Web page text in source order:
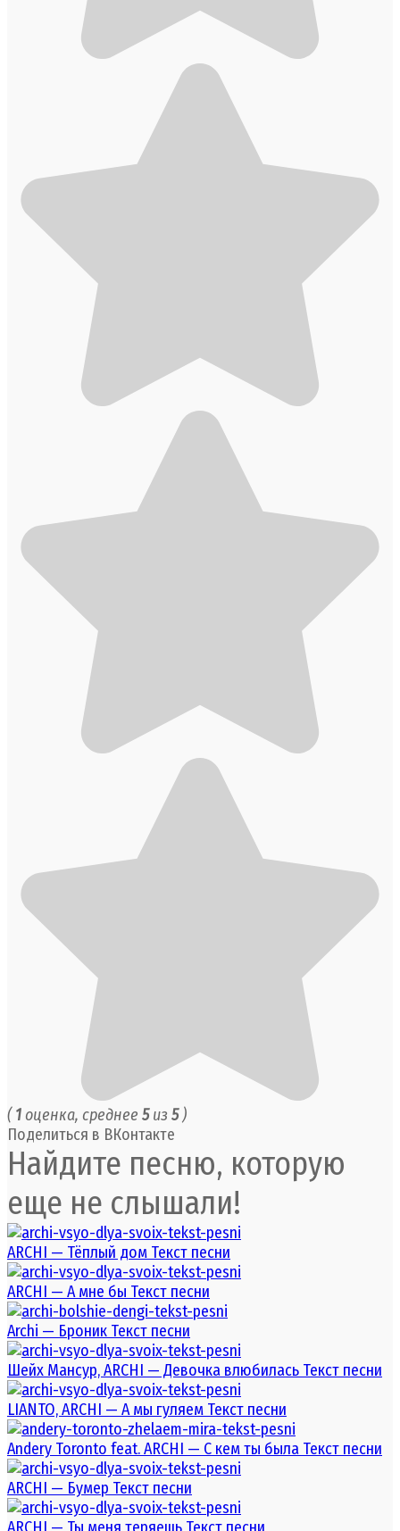
(1 оценка, среднее 5из 5)
Поделиться в ВКонтакте
Найдите песню, которую
еще не слышали!
ARCHI — Тёплый дом Текст песни
ARCHI — А мне бы Текст песни
Archi — Броник Текст песни
Шейх Мансур, ARCHI — Девочка влюбилась Текст песни
LIANTO, ARCHI — А мы гуляем Текст песни
Andery Toronto feat. ARCHI — С кем ты была Текст песни
ARCHI — Бумер Текст песни